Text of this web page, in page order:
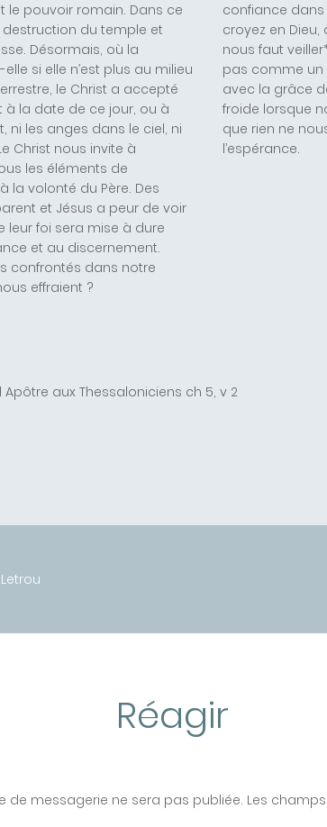
le pouvoir romain. Dans ce
destruction du temple et
Désormais, où la
si elle n’est plus au milieu
le Christ a accepté
à la date de ce jour, ou à
ni les anges dans le ciel, ni
Christ nous invite à
les éléments de
la volonté du Père. Des
et Jésus a peur de voir
leur foi sera mise à dure
et au discernement.
confrontés dans notre
effraient ?
confiance dans
croyez en Dieu,
nous faut
pas comme un
avec la grâce
froide lorsque
que rien ne
l’espérance.
aux Thessaloniciens ch 5, v 2
Réagir
de messagerie ne sera pas publiée. Les